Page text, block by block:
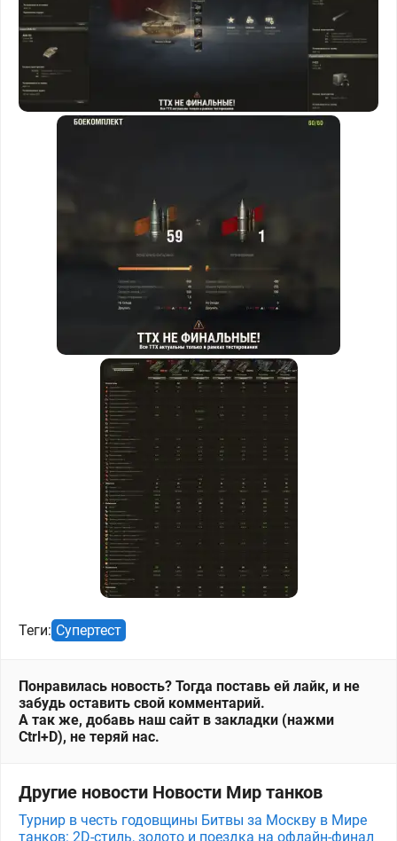
Теги: Супертест
Понравилась новость? Тогда поставь ей лайк, и не
забудь оставить свой комментарий.
А так же, добавь наш сайт в закладки (нажми
Ctrl+D), не теряй нас.
Другие новости Новости Мир танков
Турнир в честь годовщины Битвы за Москву в Мире
танков: 2D-стиль, золото и поездка на офлайн-финал